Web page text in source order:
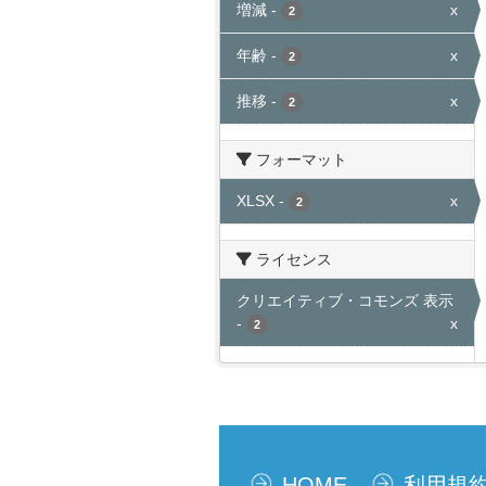
増減 - 2 x
年齢 - 2 x
推移 - 2 x
フォーマット
XLSX - 2 x
ライセンス
クリエイティブ・コモンズ 表示
-
2 x